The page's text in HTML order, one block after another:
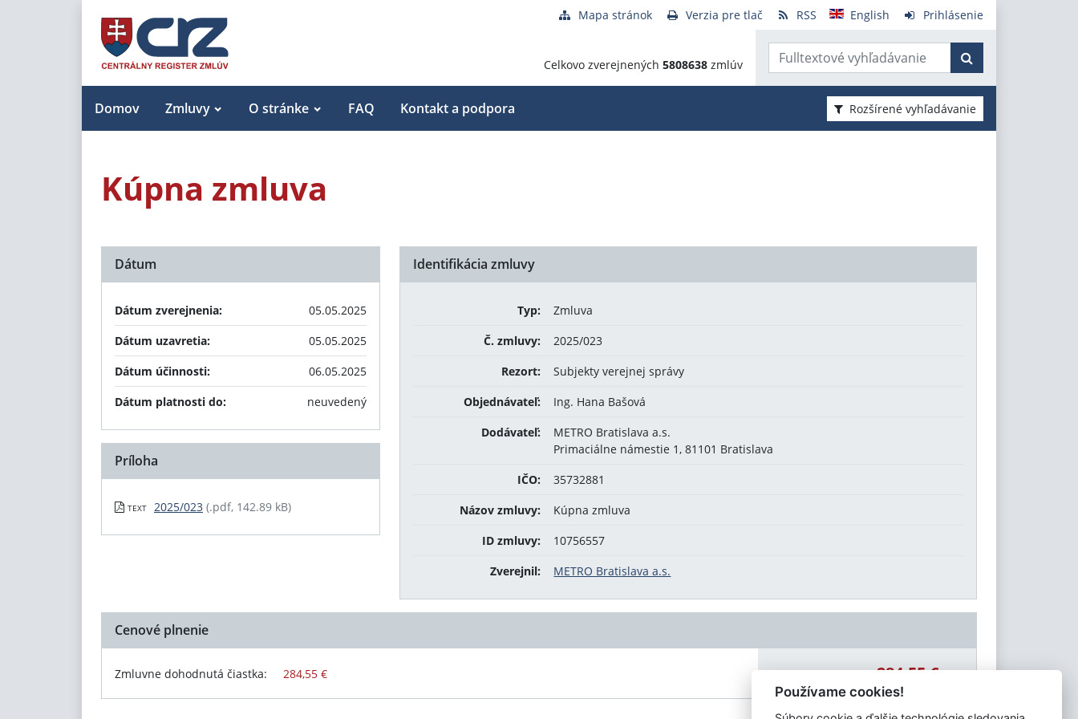
Mapa stránok Verzia pre tlač RSS English Prihlásenie
Celkovo zverejnených 5808638 zmlúv
Domov Zmluvy O stránke FAQ Kontakt a podpora Rozšírené vyhľadávanie
Kúpna zmluva
Identifikácia zmluvy
Typ:
Zmluva
Č. zmluvy:
2025/023
Rezort:
Subjekty verejnej správy
Objednávateľ:
Ing. Hana Bašová
Dodávateľ:
METRO Bratislava a.s.
Primaciálne námestie 1, 81101 Bratislava
IČO:
35732881
Názov zmluvy:
Kúpna zmluva
ID zmluvy:
10756557
Zverejnil:
METRO Bratislava a.s.
Dátum
Dátum zverejnenia:
05.05.2025
Dátum uzavretia:
05.05.2025
Dátum účinnosti:
06.05.2025
Dátum platnosti do:
neuvedený
Príloha
TEXT 2025/023 (.pdf, 142.89 kB)
Cenové plnenie
Zmluvne dohodnutá čiastka: 284,55 € Celková čiastka: 284,55 €
Používame cookies!